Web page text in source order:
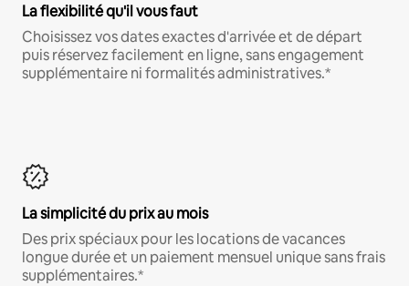
La flexibilité qu'il vous faut
Choisissez vos dates exactes d'arrivée et de départ
puis réservez facilement en ligne, sans engagement
supplémentaire ni formalités administratives.*
La simplicité du prix au mois
Des prix spéciaux pour les locations de vacances
longue durée et un paiement mensuel unique sans frais
supplémentaires.*